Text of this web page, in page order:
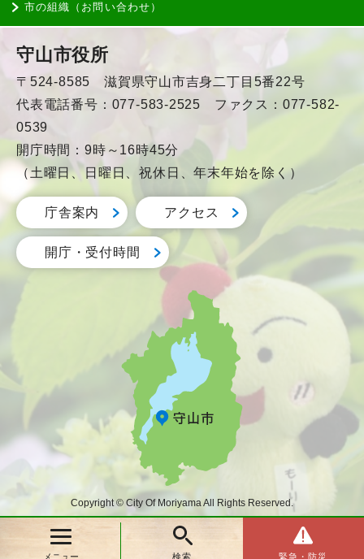
メニュー 検索 緊急・防災
市の組織（お問い合わせ）
守山市役所
〒524-8585 滋賀県守山市吉身二丁目5番22号
代表電話番号：077-583-2525 ファクス：077-582-
0539
開庁時間：9時～16時45分
（土曜日、日曜日、祝休日、年末年始を除く）
庁舎案内 アクセス
開庁・受付時間
Copyright © City Of Moriyama All Rights Reserved.